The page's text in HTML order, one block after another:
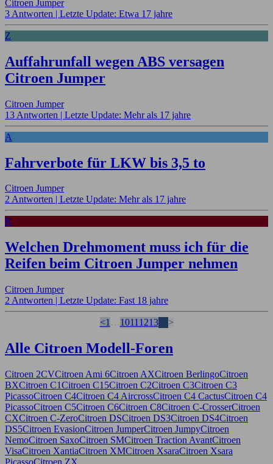
Citroen Jumper
3 Antworten | Letzte Update: Etwa 17 jahre
Z
Auffahrunfall wegen ABS versagen
Citroen Jumper
Citroen Jumper
13 Antworten | Letzte Update: Mehr als 17 jahre
A
Fahrverbote für LKW bis 3,5 to
Citroen Jumper
2 Antworten | Letzte Update: Mehr als 17 jahre
R
Welchen Drehmoment muss ich für die
Reifen beim Citroen Jumper nehmen
Citroen Jumper
2 Antworten | Letzte Update: Fast 18 jahre
<1 …1011 121314 >
Alle Citroen Modell-Foren
Citroen 2CVCitroen Ami 6Citroen AXCitroen BerlingoCitroen
BXCitroen C1Citroen C15Citroen C2Citroen C3Citroen C3
PicassoCitroen C4Citroen C4 AircrossCitroen C4 CactusCitroen C4
PicassoCitroen C5Citroen C6Citroen C8Citroen C-CrosserCitroen
CXCitroen C-ZeroCitroen DSCitroen DS3Citroen DS4Citroen
DS5Citroen EvasionCitroen JumperCitroen JumpyCitroen
NemoCitroen SaxoCitroen SMCitroen Traction AvantCitroen
VisaCitroen XantiaCitroen XMCitroen XsaraCitroen Xsara
PicassoCitroen ZX